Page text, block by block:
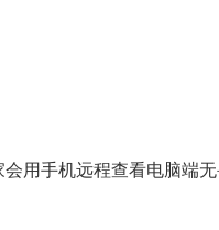
用手机远程查看电脑端